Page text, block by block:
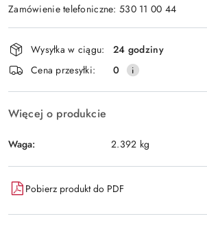
Zamówienie telefoniczne: 530 11 00 44
Wyślij
Dostępność
i
dostawa
Wysyłka w ciągu:
24 godziny
Cena przesyłki:
0
Więcej o produkcie
Waga: 2.392 kg
Pobierz produkt do PDF